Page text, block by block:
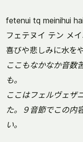
fetenui tq meinihui
フェテヌイ テン メ
喜びや悲しみに水を
ここもなかなか音数
も。
ここはフェルヴェザ
た。９音節でこの内
い。